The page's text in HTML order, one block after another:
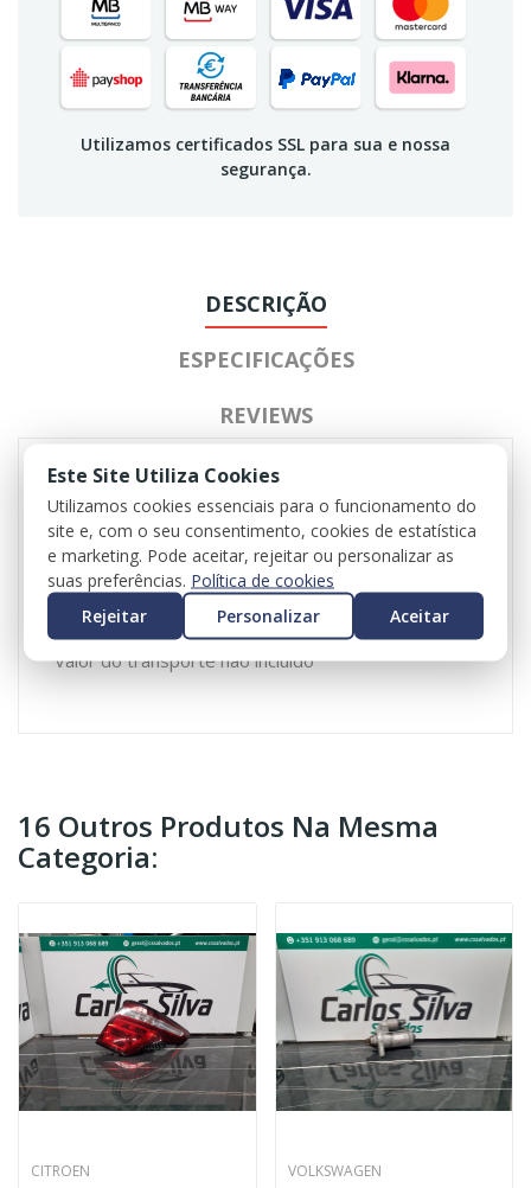
Utilizamos certificados SSL para sua e nossa
segurança.
DESCRIÇÃO
ESPECIFICAÇÕES
REVIEWS
Volante para Mini Clubman (F54)
LR91-COOPER d LL 110kW 150PS
Desde 07.2015-06.2022
Referência Atena: 104220
Valor do iva incluído
Valor do transporte não incluído
16 Outros Produtos Na Mesma
Categoria:
CITROEN VOLKSWAGEN
Este Site Utiliza Cookies
Utilizamos cookies essenciais para o funcionamento do
site e, com o seu consentimento, cookies de estatística
e marketing. Pode aceitar, rejeitar ou personalizar as
suas preferências. Política de cookies
Rejeitar
Personalizar Aceitar